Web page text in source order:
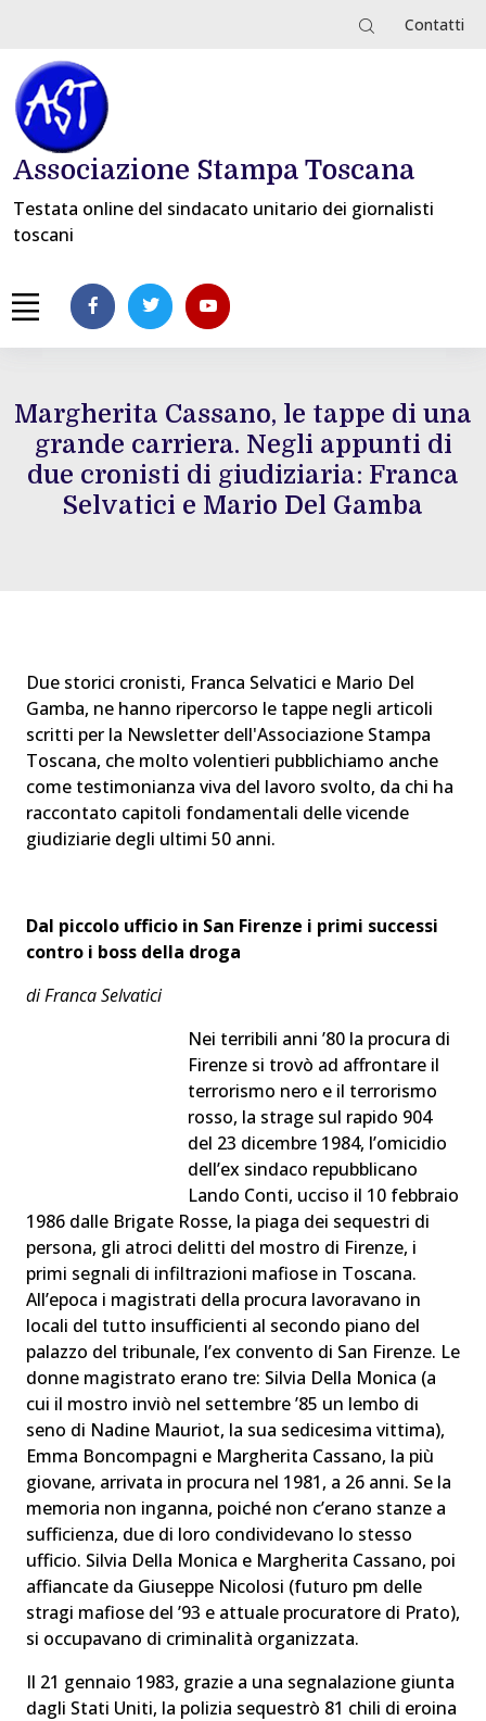
Contatti
Associazione Stampa Toscana
Testata online del sindacato unitario dei giornalisti
toscani
Margherita Cassano, le tappe di una
grande carriera. Negli appunti di
due cronisti di giudiziaria: Franca
Selvatici e Mario Del Gamba
Due storici cronisti, Franca Selvatici e Mario Del
Gamba, ne hanno ripercorso le tappe negli articoli
scritti per la Newsletter dell'Associazione Stampa
Toscana, che molto volentieri pubblichiamo anche
come testimonianza viva del lavoro svolto, da chi ha
raccontato capitoli fondamentali delle vicende
giudiziarie degli ultimi 50 anni.
Dal piccolo ufficio in San Firenze i primi successi
contro i boss della droga
di Franca Selvatici
Nei terribili anni ’80 la procura di
Firenze si trovò ad affrontare il
terrorismo nero e il terrorismo
rosso, la strage sul rapido 904
del 23 dicembre 1984, l’omicidio
dell’ex sindaco repubblicano
Lando Conti, ucciso il 10 febbraio
1986 dalle Brigate Rosse, la piaga dei sequestri di
persona, gli atroci delitti del mostro di Firenze, i
primi segnali di infiltrazioni mafiose in Toscana.
All’epoca i magistrati della procura lavoravano in
locali del tutto insufficienti al secondo piano del
palazzo del tribunale, l’ex convento di San Firenze. Le
donne magistrato erano tre: Silvia Della Monica (a
cui il mostro inviò nel settembre ’85 un lembo di
seno di Nadine Mauriot, la sua sedicesima vittima),
Emma Boncompagni e Margherita Cassano, la più
giovane, arrivata in procura nel 1981, a 26 anni. Se la
memoria non inganna, poiché non c’erano stanze a
sufficienza, due di loro condividevano lo stesso
ufficio. Silvia Della Monica e Margherita Cassano, poi
affiancate da Giuseppe Nicolosi (futuro pm delle
stragi mafiose del ’93 e attuale procuratore di Prato),
si occupavano di criminalità organizzata.
Il 21 gennaio 1983, grazie a una segnalazione giunta
dagli Stati Uniti, la polizia sequestrò 81 chili di eroina